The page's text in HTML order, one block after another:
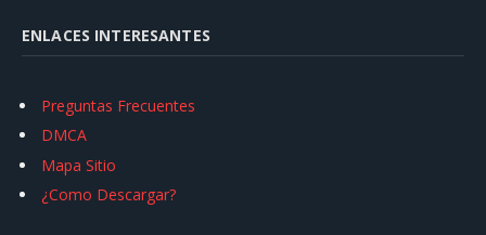
ENLACES INTERESANTES
Preguntas Frecuentes
DMCA
Mapa Sitio
¿Como Descargar?